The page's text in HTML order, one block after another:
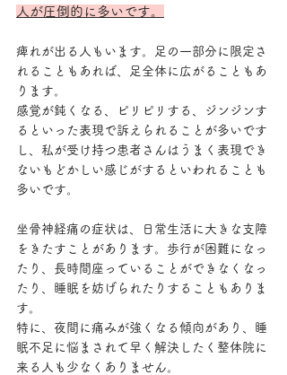
人が圧倒的に多いです。
痺れが出る人もいます。足の一部分に限定さ
れることもあれば、足全体に広がることもあ
ります。
感覚が鈍くなる、ピリピリする、ジンジンす
るといった表現で訴えられることが多いです
し、私が受け持つ患者さんはうまく表現でき
ないもどかしい感じがするといわれることも
多いです。
坐骨神経痛の症状は、日常生活に大きな支障
をきたすことがあります。歩行が困難になっ
たり、長時間座っていることができなくなっ
たり、睡眠を妨げられたりすることもありま
す。
特に、夜間に痛みが強くなる傾向があり、睡
眠不足に悩まされて早く解決したく整体院に
来る人も少なくありません。